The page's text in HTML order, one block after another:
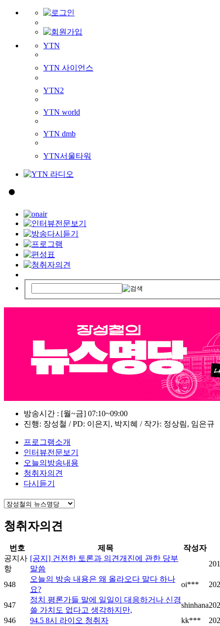
YTN
YTN 사이언스
YTN2
YTN world
YTN dmb
YTN서울타워
방송시간 : [월~금] 07:10~09:00
진행: 장성철 / PD: 이은지, 박지혜 / 작가: 정상림, 임은규
프로그램소개
인터뷰전문보기
오늘의방송내용
청취자의견
다시듣기
청취자의견
번호 제목
작성자
공지사
항
[공지] 건전한 토론과 의견개진에 관한 당부
말씀
948
오늘의 방송 내용은 왜 올라오다 말다 하나
요?
oi***
947
정치 평론가들 말에 일일이 대응하거나 신경
쓸 가치도 없다고 생각하지만,
shinhana
946
94.5 8시 라이오 청취자 kk***